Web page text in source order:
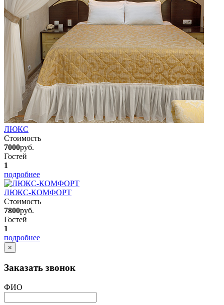
ЛЮКС
Стоимость
7000руб.
Гостей
1
подробнее
ЛЮКС-КОМФОРТ
Стоимость
7800руб.
Гостей
1
подробнее
×
Заказать звонок
ФИО